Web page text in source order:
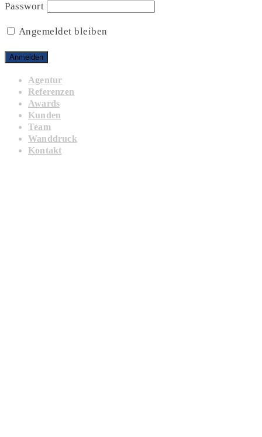
Passwort
Angemeldet bleiben
Agentur
Referenzen
Awards
Kunden
Team
Wanddruck
Kontakt